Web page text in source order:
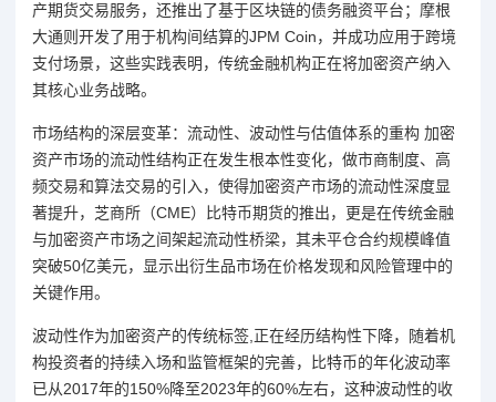
产期货交易服务，还推出了基于区块链的债务融资平台；摩根
大通则开发了用于机构间结算的JPM Coin，并成功应用于跨境
支付场景，这些实践表明，传统金融机构正在将加密资产纳入
其核心业务战略。
市场结构的深层变革：流动性、波动性与估值体系的重构 加密
资产市场的流动性结构正在发生根本性变化，做市商制度、高
频交易和算法交易的引入，使得加密资产市场的流动性深度显
著提升，芝商所（CME）比特币期货的推出，更是在传统金融
与加密资产市场之间架起流动性桥梁，其未平仓合约规模峰值
突破50亿美元，显示出衍生品市场在价格发现和风险管理中的
关键作用。
波动性作为加密资产的传统标签,正在经历结构性下降，随着机
构投资者的持续入场和监管框架的完善，比特币的年化波动率
已从2017年的150%降至2023年的60%左右，这种波动性的收